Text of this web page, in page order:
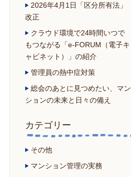
2026年4月1日「区分所有法」
改正
クラウド環境で24時間いつで
もつながる「e-FORUM（電子キ
ャビネット）」の紹介
管理員の熱中症対策
総会のあとに見つめたい、マン
ションの未来と日々の備え
カテゴリー
その他
マンション管理の実務